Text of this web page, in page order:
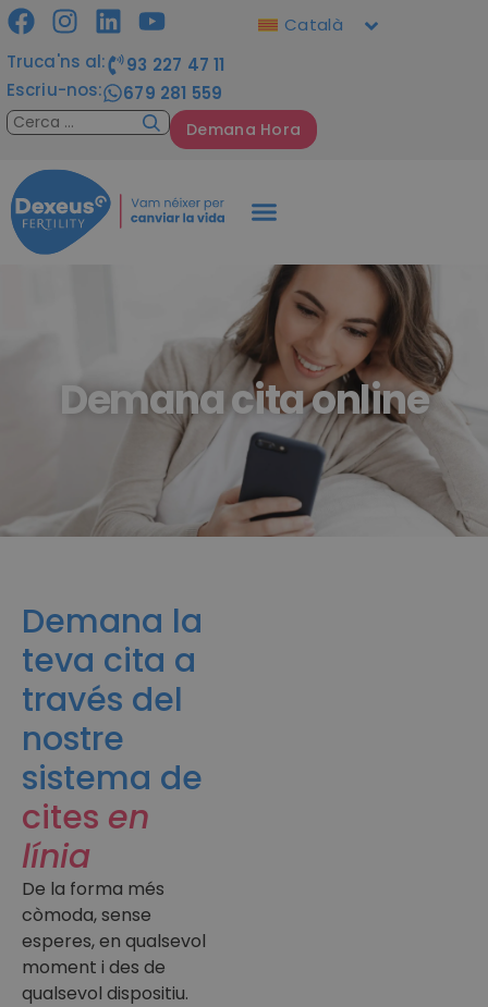
Truca'ns al:
93 227 47 11
Escriu-nos:
679 281 559
Demana Hora
Català
Demana cita online
Demana la
teva cita a
través del
nostre
sistema de
cites en
línia
De la forma més
còmoda, sense
esperes, en qualsevol
moment i des de
qualsevol dispositiu.